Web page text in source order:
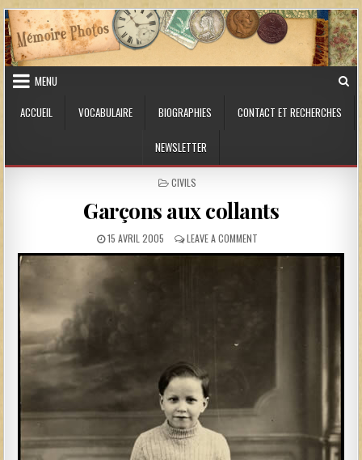
Skip to content
MENU
ACCUEIL
VOCABULAIRE BIOGRAPHIES CONTACT ET RECHERCHES
NEWSLETTER
POSTED IN
CIVILS
Garçons aux collants
PUBLISHED DATE:
15 AVRIL 2005 LEAVE A COMMENTON GARÇONS AUX